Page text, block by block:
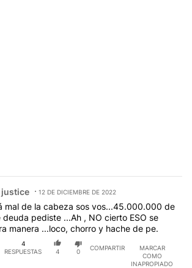
justice.
12 DE DICIEMBRE DE 2022
mal de la cabeza sos vos...45.000.000 de
deuda pediste ...Ah , NO cierto ESO se
manera ...loco, chorro y hache de pe.
4
RESPUESTAS
4 0
COMPARTIR
MARCAR
COMO
INAPROPIADO